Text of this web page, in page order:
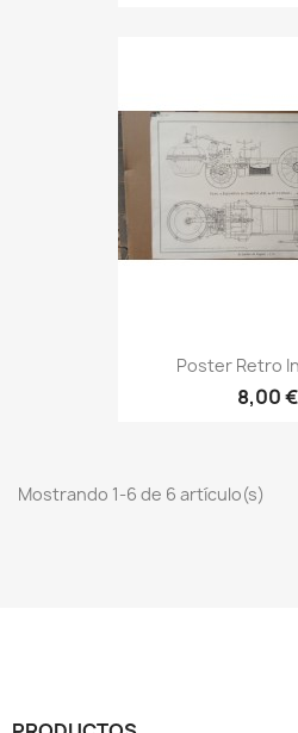
Poster Retro
8,00 €
Mostrando 1-6 de 6 artículo(s)